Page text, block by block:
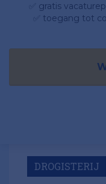
✅ gratis
✅ toegang tot
DROGISTERIJ